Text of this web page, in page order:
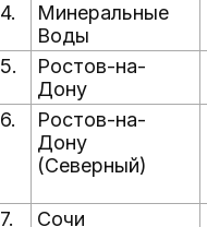
4.
Минеральные
Воды
5.
Ростов-на-
Дону
6.
Ростов-на-
Дону
(Северный)
7.
Сочи